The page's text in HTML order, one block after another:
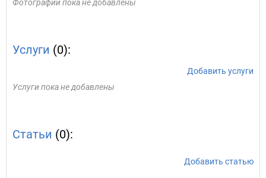
Фотографии пока не добавлены
Услуги (0):
Добавить услуги
Услуги пока не добавлены
Статьи (0):
Добавить статью